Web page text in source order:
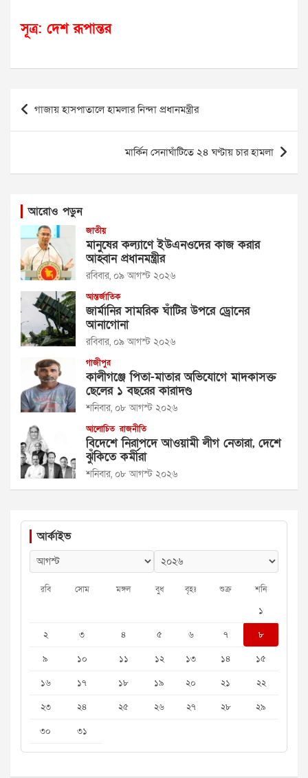
সূত্র: দেশ রূপান্তর
Post
navigation
গাজায় হাসপাতালে হামলার নিন্দা প্রধানমন্ত্রীর
মার্কিন সেনাঘাঁটিতে ২৪ ঘণ্টায় চার হামলা
আরোও পড়ুন
জাতীয়
মানুষের কল্যাণে ইউএনওদের কাজ করার
আহ্বান প্রধানমন্ত্রীর
রবিবার, ০৯ আগস্ট ২০২৬
আন্তর্জাতিক
জার্মানির সামরিক ঘাঁটির উপরে ড্রোনের
আনাগোনা
রবিবার, ০৯ আগস্ট ২০২৬
গাজীপুর
কালীগঞ্জে পিতা-মাতার অভিযোগে মাদকাসক্ত
ছেলের ১ বছরের কারাদণ্ড
শনিবার, ০৮ আগস্ট ২০২৬
আলোচিত রাজনীতি
বিদেশে নিরাপদে আওয়ামী লীগ নেতারা, দেশে
ঝুঁকিতে কর্মীরা
শনিবার, ০৮ আগস্ট ২০২৬
আর্কাইভ
রবি সোম মঙ্গল বুধ বৃহঃ শুক্র শনি
১
২
৩ ৪ ৫ ৬ ৭
৮
৯
১০ ১১ ১২ ১৩ ১৪
১৫
১৬
১৭ ১৮ ১৯ ২০ ২১
২২
২৩
২৪ ২৫ ২৬ ২৭ ২৮
২৯
৩০
৩১